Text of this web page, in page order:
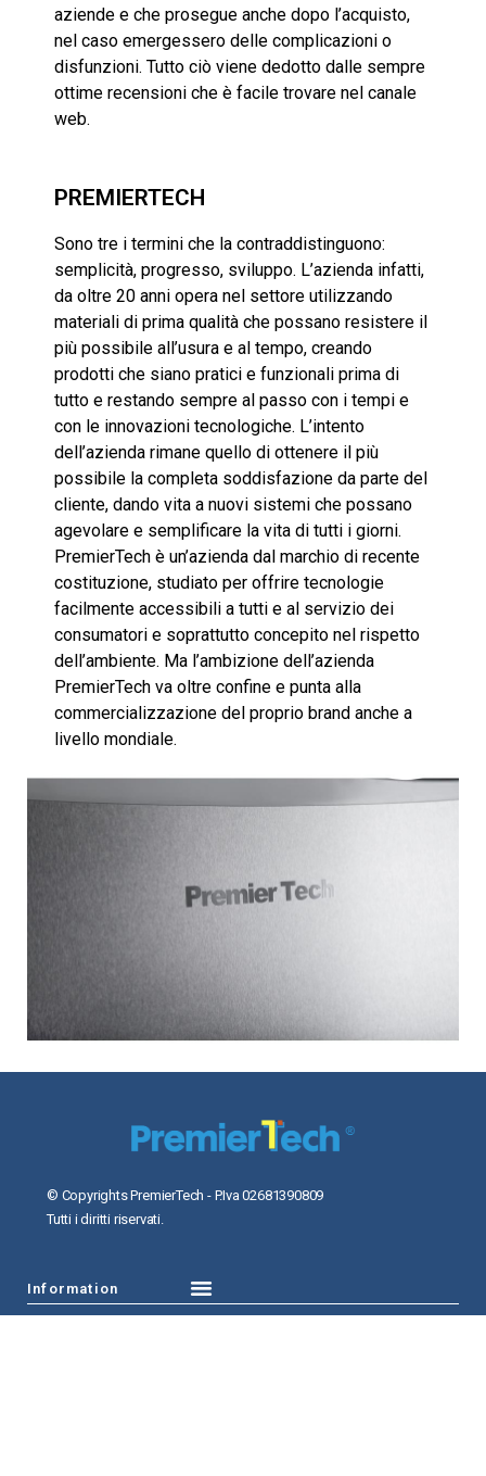
aziende e che prosegue anche dopo l’acquisto,
nel caso emergessero delle complicazioni o
disfunzioni. Tutto ciò viene dedotto dalle sempre
ottime recensioni che è facile trovare nel canale
web.
PREMIERTECH
Sono tre i termini che la contraddistinguono:
semplicità, progresso, sviluppo. L’azienda infatti,
da oltre 20 anni opera nel settore utilizzando
materiali di prima qualità che possano resistere il
più possibile all’usura e al tempo, creando
prodotti che siano pratici e funzionali prima di
tutto e restando sempre al passo con i tempi e
con le innovazioni tecnologiche. L’intento
dell’azienda rimane quello di ottenere il più
possibile la completa soddisfazione da parte del
cliente, dando vita a nuovi sistemi che possano
agevolare e semplificare la vita di tutti i giorni.
PremierTech è un’azienda dal marchio di recente
costituzione, studiato per offrire tecnologie
facilmente accessibili a tutti e al servizio dei
consumatori e soprattutto concepito nel rispetto
dell’ambiente. Ma l’ambizione dell’azienda
PremierTech va oltre confine e punta alla
commercializzazione del proprio brand anche a
livello mondiale.
© Copyrights PremierTech - P.Iva 02681390809
Tutti i diritti riservati.
Information